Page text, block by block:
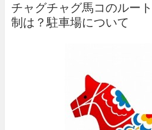
チャグチャグ馬コのルー
制は？駐車場について